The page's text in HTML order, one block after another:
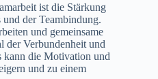
ist die Stärkung
der Teambindung.
und gemeinsame
der Verbundenheit und
kann die Motivation und
und zu einem